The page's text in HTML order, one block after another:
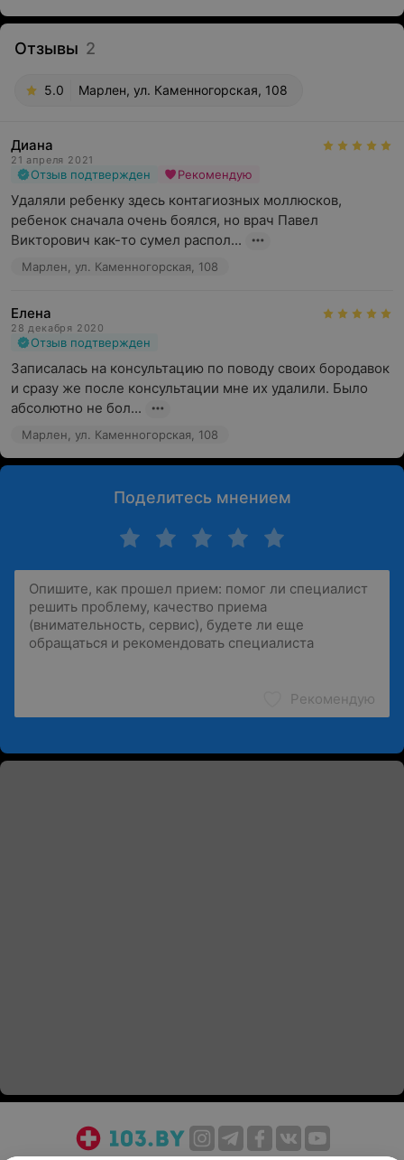
Отзывы 2
5.0 Марлен, ул. Каменногорская, 108
Диана
21 апреля 2021
Отзыв подтвержден Рекомендую
Удаляли ребенку здесь контагиозных моллюсков,
ребенок сначала очень боялся, но врач Павел
Викторович как-то сумел распол...
Марлен, ул. Каменногорская, 108
Елена
28 декабря 2020
Отзыв подтвержден
Записалась на консультацию по поводу своих бородавок
и сразу же после консультации мне их удалили. Было
абсолютно не бол...
Марлен, ул. Каменногорская, 108
Поделитесь мнением
Рекомендую